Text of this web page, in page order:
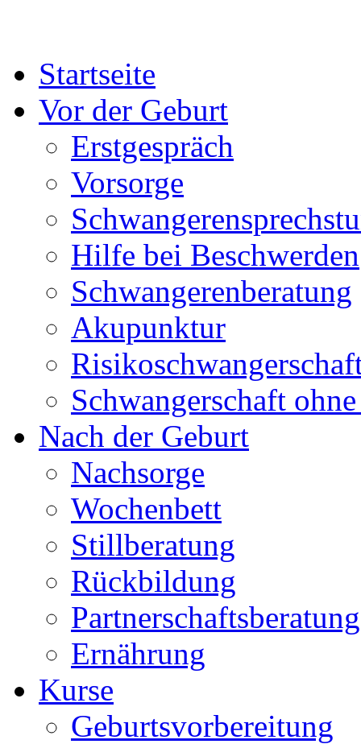
Startseite
Vor der Geburt
Erstgespräch
Vorsorge
Hilfe bei Beschwerden
Schwangerenberatung
Akupunktur
Schwangerschaft
Nach der Geburt
Nachsorge
Wochenbett
Stillberatung
Rückbildung
Partnerschaftsberatung
Ernährung
Kurse
Geburtsvorbereitung